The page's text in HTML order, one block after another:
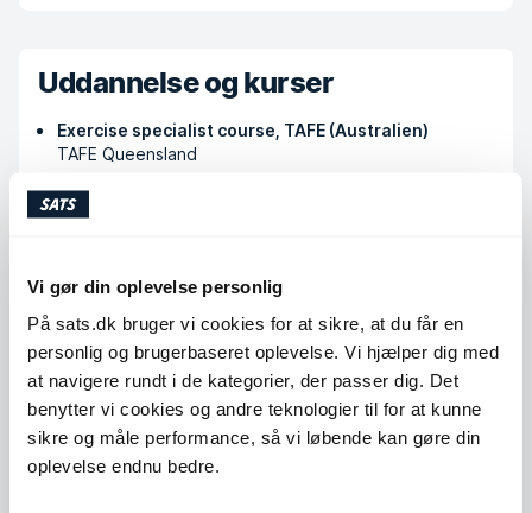
Vi gør din oplevelse personlig
På sats.dk bruger vi cookies for at sikre, at du får en
personlig og brugerbaseret oplevelse. Vi hjælper dig med
at navigere rundt i de kategorier, der passer dig. Det
benytter vi cookies og andre teknologier til for at kunne
sikre og måle performance, så vi løbende kan gøre din
oplevelse endnu bedre.
Uddannelse og kurser
Exercise specialist course, TAFE (Australien)
TAFE Queensland
TAFE
▪ Instr
Køb klip